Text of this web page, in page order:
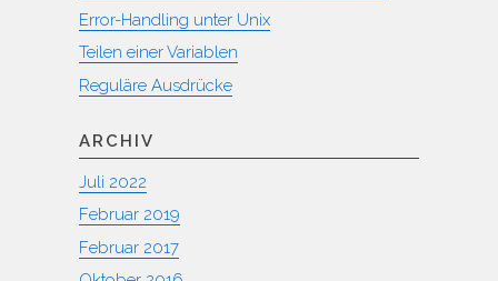
Error-Handling unter Unix
Teilen einer Variablen
Reguläre Ausdrücke
ARCHIV
Juli 2022
Februar 2019
Februar 2017